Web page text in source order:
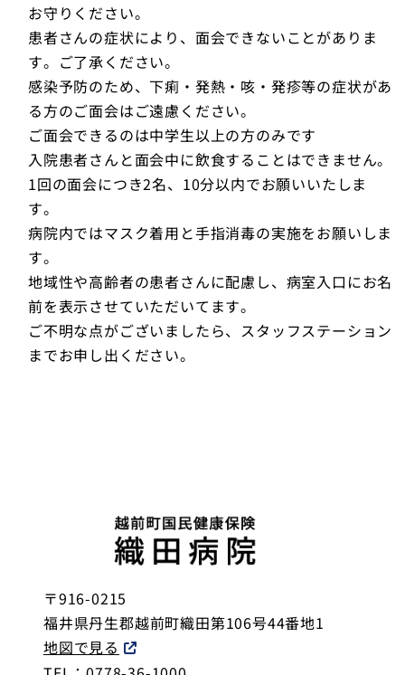
お守りください。
患者さんの症状により、面会できないことがありま
す。ご了承ください。
感染予防のため、下痢・発熱・咳・発疹等の症状があ
る方のご面会はご遠慮ください。
ご面会できるのは中学生以上の方のみです
入院患者さんと面会中に飲食することはできません。
1回の面会につき2名、 10分以内でお願いいたしま
す。
病院内ではマスク着用と手指消毒の実施をお願いしま
す。
地域性や高齢者の患者さんに配慮し、病室入口にお名
前を表示させていただいてます。
ご不明な点がございましたら、スタッフステーション
までお申し出ください。
〒916-0215
福井県丹生郡越前町織田第106号44番地1
地図で見る